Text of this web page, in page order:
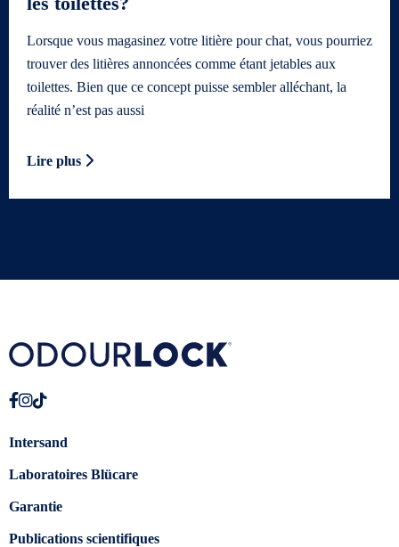
Lorsque vous magasinez votre litière pour chat, vous pourriez
trouver des litières annoncées comme étant jetables aux
toilettes. Bien que ce concept puisse sembler alléchant, la
réalité n’est pas aussi
Lire plus
Intersand
Laboratoires Blücare
Garantie
Publications scientifiques